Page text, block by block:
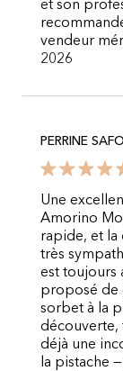
et son
vendeur
2026
PERRINE
Une
Amorino
rapide, et la
très
est toujours
proposé de
sorbet à la
découverte,
déjà une
la pistache